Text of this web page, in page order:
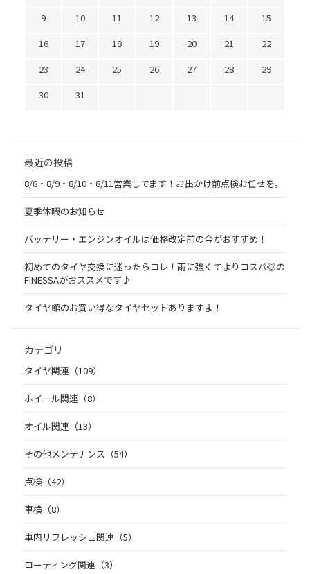
9
10 11 12 13 14
15
16
17 18 19 20 21
22
23
24 25 26 27 28
29
30
31
最近の投稿
8/8・8/9・8/10・8/11営業してます！お出かけ前点検お任せを。
夏季休暇のお知らせ
バッテリー・エンジンオイルは価格改定前の今がおすすめ！
初めてのタイヤ交換に迷ったらコレ！雨に強くてよりコスパ◎の
FINESSAがおススメです♪
タイヤ館のお買い得なタイヤセットありますよ！
カテゴリ
タイヤ関連（109）
ホイール関連（8）
オイル関連（13）
その他メンテナンス（54）
点検（42）
車検（8）
車内リフレッシュ関連（5）
コーティング関連（3）